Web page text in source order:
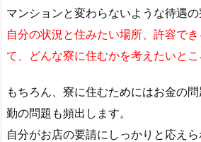
マンションと変わらないような待遇の
自分の状況と住みたい場所、許容で
て、どんな寮に住むかを考えたいとこ
もちろん、寮に住むためにはお金の
勤の問題も頻出します。
自分がお店の要請にしっかりと応え